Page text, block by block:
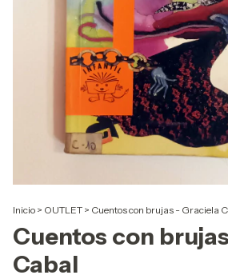
Inicio > OUTLET > Cuentos con brujas - Graciela
Cuentos con
Cabal